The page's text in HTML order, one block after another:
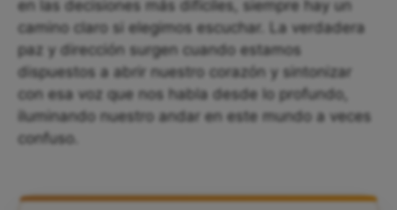
en las decisiones más difíciles, siempre hay un
camino claro si elegimos escuchar. La verdadera
paz y dirección surgen cuando estamos
dispuestos a abrir nuestro corazón y sintonizar
con esa voz que nos habla desde lo profundo,
iluminando nuestro andar en este mundo a veces
confuso.